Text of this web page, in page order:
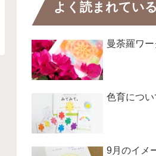
よく読まれてい
曼荼羅ワ
色育につい
9月のイメ